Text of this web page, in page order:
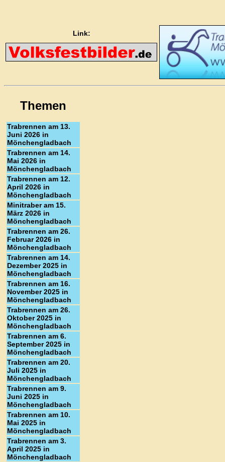
Link:
Themen
Trabrennen am 13.
Juni 2026 in
Mönchengladbach
Trabrennen am 14.
Mai 2026 in
Mönchengladbach
Trabrennen am 12.
April 2026 in
Mönchengladbach
Minitraber am 15.
März 2026 in
Mönchengladbach
Trabrennen am 26.
Februar 2026 in
Mönchengladbach
Trabrennen am 14.
Dezember 2025 in
Mönchengladbach
Trabrennen am 16.
November 2025 in
Mönchengladbach
Trabrennen am 26.
Oktober 2025 in
Mönchengladbach
Trabrennen am 6.
September 2025 in
Mönchengladbach
Trabrennen am 20.
Juli 2025 in
Mönchengladbach
Trabrennen am 9.
Juni 2025 in
Mönchengladbach
Trabrennen am 10.
Mai 2025 in
Mönchengladbach
Trabrennen am 3.
April 2025 in
Mönchengladbach